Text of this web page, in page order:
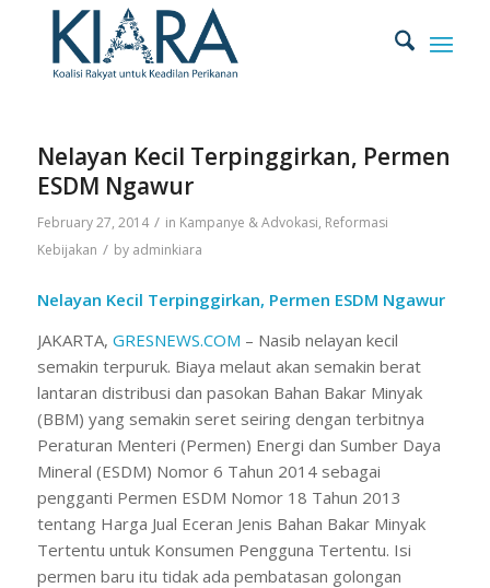
Nelayan Kecil Terpinggirkan, Permen
ESDM Ngawur
February 27, 2014 / in Kampanye & Advokasi, Reformasi
Kebijakan / by adminkiara
Nelayan Kecil Terpinggirkan, Permen ESDM Ngawur
JAKARTA, GRESNEWS.COM – Nasib nelayan kecil
semakin terpuruk. Biaya melaut akan semakin berat
lantaran distribusi dan pasokan Bahan Bakar Minyak
(BBM) yang semakin seret seiring dengan terbitnya
Peraturan Menteri (Permen) Energi dan Sumber Daya
Mineral (ESDM) Nomor 6 Tahun 2014 sebagai
pengganti Permen ESDM Nomor 18 Tahun 2013
tentang Harga Jual Eceran Jenis Bahan Bakar Minyak
Tertentu untuk Konsumen Pengguna Tertentu. Isi
permen baru itu tidak ada pembatasan golongan